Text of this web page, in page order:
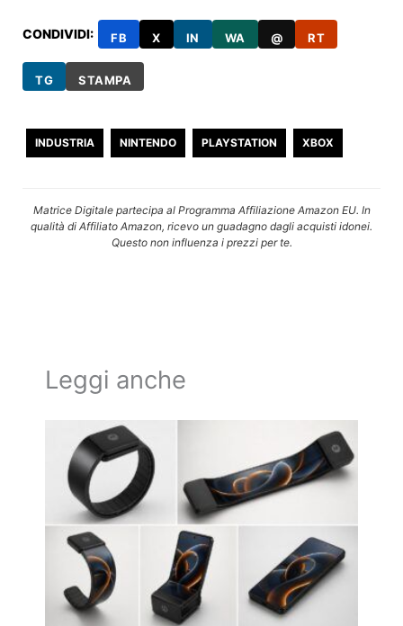
CONDIVIDI: FB X IN WA @ RT
TG STAMPA
INDUSTRIA NINTENDO PLAYSTATION XBOX
Matrice Digitale partecipa al Programma Affiliazione Amazon EU. In
qualità di Affiliato Amazon, ricevo un guadagno dagli acquisti idonei.
Questo non influenza i prezzi per te.
Leggi anche